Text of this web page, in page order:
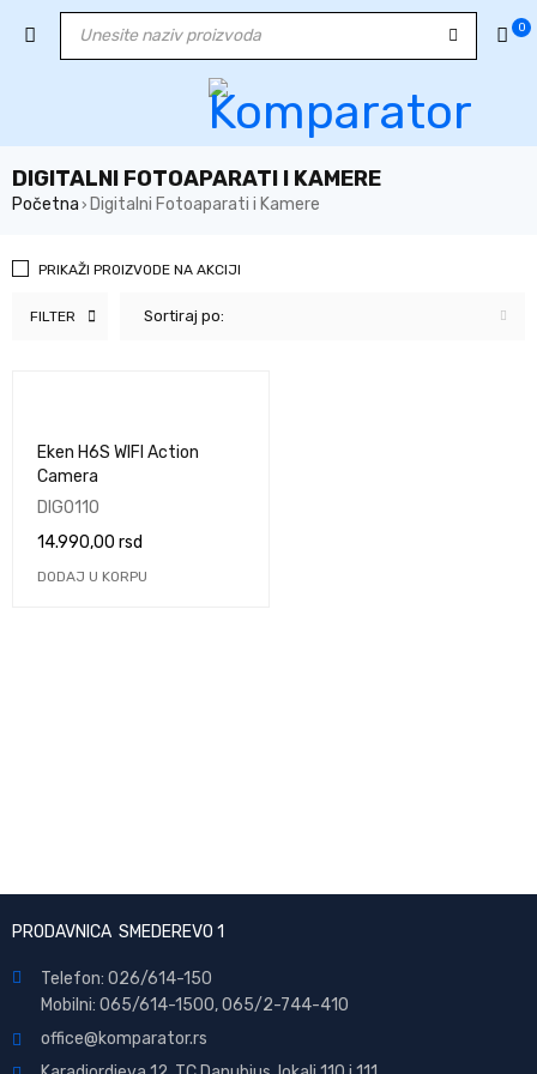
0
DIGITALNI FOTOAPARATI I KAMERE
Početna › Digitalni Fotoaparati i Kamere
FILTER Sortiraj po:
PRIKAŽI PROIZVODE NA AKCIJI
Eken H6S WIFI Action
Camera
DIG0110
14.990,00 rsd
DODAJ U KORPU
PRODAVNICA SMEDEREVO 1
Telefon: 026/614-150
Mobilni: 065/614-1500, 065/2-744-410
office@komparator.rs